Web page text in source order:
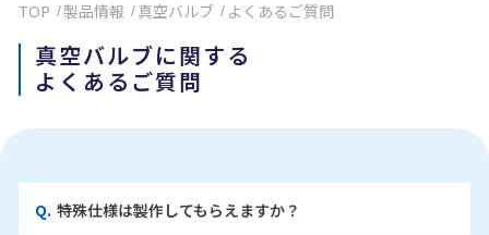
TOP 製品情報 真空バルブ よくあるご質問
真空バルブに関する
よくあるご質問
Q. 特殊仕様は製作してもらえますか？